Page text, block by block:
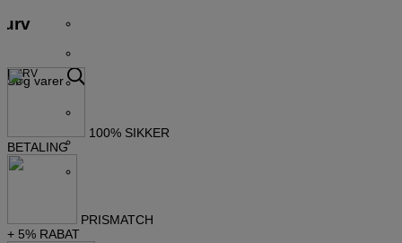
KURV
Søg varer
100% SIKKER
BETALING
PRISMATCH
+ 5% RABAT